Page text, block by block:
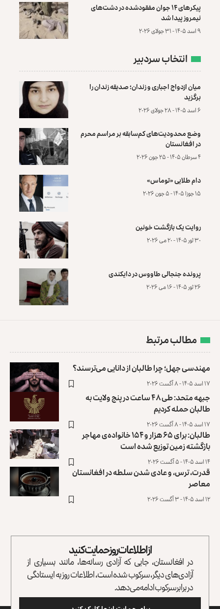
پیکرهای ۱۴ جوان مفقودشده در دشت‌های
نیمروز پیدا شد
۹ اسد ۱۴۰۵ - ۳۱ جولای ۲۰۲۶
انتخاب سردبیر
میان ازدواج اجباری و زندان؛ صدیقه زندان را
برگزید
۶ اسد ۱۴۰۵ - ۲۸ جولای ۲۰۲۶
وضع محدودیت‌های کم‌سابقه بر مراسم محرم
در افغانستان
۴ سرطان ۱۴۰۵ - ۲۵ جون ۲۰۲۶
دام طلایی «توماس»
۱۵ جوزا ۱۴۰۵ - ۵ جون ۲۰۲۶
روایت یک بازگشت خونین
۳۰ ثور ۱۴۰۵ - ۲۰ می ۲۰۲۶
پرونده‌ جنجالی طاووس در دایکندی
۲۶ ثور ۱۴۰۵ - ۱۶ می ۲۰۲۶
مطالب مرتبط
مهندسی جهل؛ چرا طالبان از دانایی می‌ترسند؟
۱۷ اسد ۱۴۰۵ - ۸ آگست ۲۰۲۶
جبهه متحد: طی ۴۸ ساعت در پنج ولایت به
طالبان حمله کردیم
۱۷ اسد ۱۴۰۵ - ۸ آگست ۲۰۲۶
طالبان: برای ۶۵ هزار و ۱۵۴ خانواده‌ی مهاجر
بازگشته زمین توزیع ‏شده است
۱۴ اسد ۱۴۰۵ - ۵ آگست ۲۰۲۶
قدرت، ترس، و عادی ‌شدن سلطه در افغانستان
معاصر
۱۲ اسد ۱۴۰۵ - ۳ آگست ۲۰۲۶
از اطلاعات روز حمایت کنید
در افغانستان، جایی که آزادی رسانه‌ها، مانند بسیاری از
آزادی‌های دیگر، سرکوب شده است، اطلاعات روز به ایستادگی
در برابر سرکوب ادامه می‌دهد.